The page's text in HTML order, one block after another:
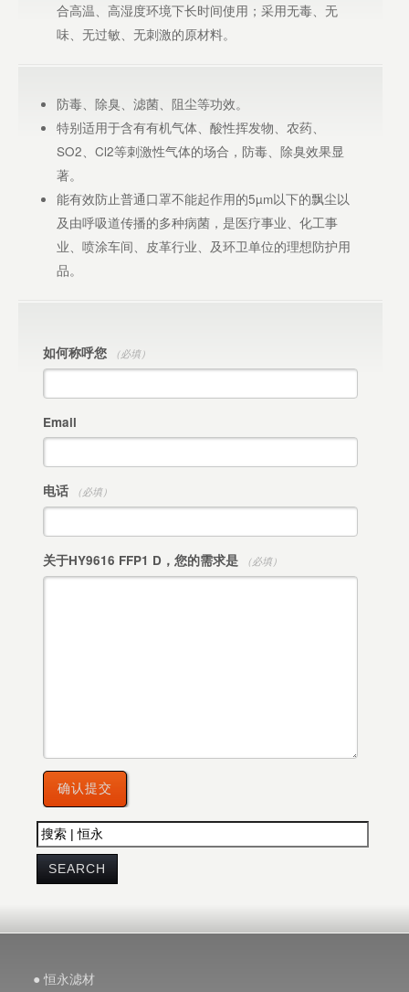
合高温、高湿度环境下长时间使用；采用无毒、无
味、无过敏、无刺激的原材料。
防毒、除臭、滤菌、阻尘等功效。
特别适用于含有有机气体、酸性挥发物、农药、
SO2、Cl2等刺激性气体的场合，防毒、除臭效果显
著。
能有效防止普通口罩不能起作用的5µm以下的飘尘以
及由呼吸道传播的多种病菌，是医疗事业、化工事
业、喷涂车间、皮革行业、及环卫单位的理想防护用
品。
如何称呼您 （必填）
Email
电话 （必填）
关于HY9616 FFP1 D，您的需求是 （必填）
● 恒永滤材